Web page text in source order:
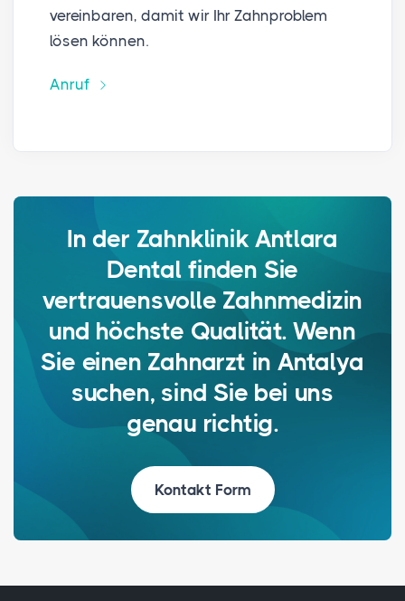
vereinbaren, damit wir Ihr Zahnproblem
lösen können.
Anruf
In der Zahnklinik Antlara
Dental finden Sie
vertrauensvolle Zahnmedizin
und höchste Qualität. Wenn
Sie einen Zahnarzt in Antalya
suchen, sind Sie bei uns
genau richtig.
Kontakt Form